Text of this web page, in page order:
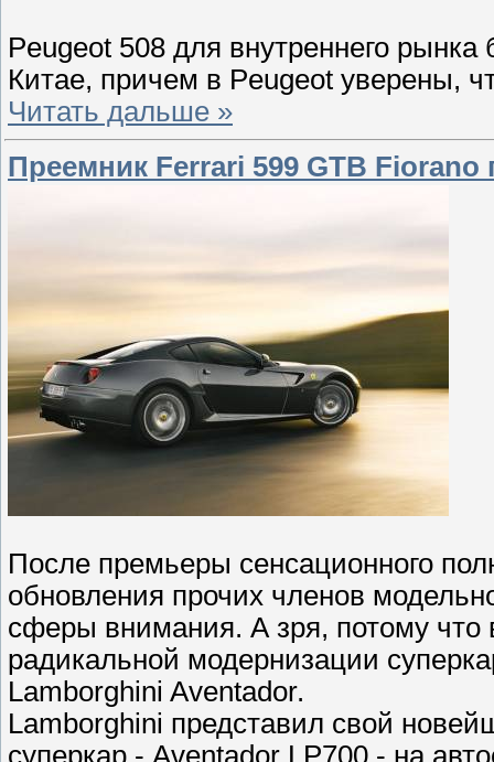
Peugeot 508 для внутреннего рынка
Китае, причем в Peugeot уверены,
Читать дальше »
Преемник Ferrari 599 GTB
После премьеры сенсационного
обновления прочих членов
сферы внимания. А зря, потому что
радикальной модернизации
Lamborghini Aventador.
Lamborghini представил свой
суперкар - Aventador LP700 - на